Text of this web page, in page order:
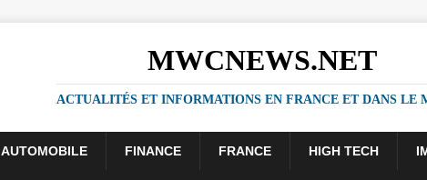
MWCNEWS.NET
ACTUALITÉS ET INFORMATIONS EN FRANCE ET DANS LE
AUTOMOBILE FINANCE FRANCE HIGH TECH